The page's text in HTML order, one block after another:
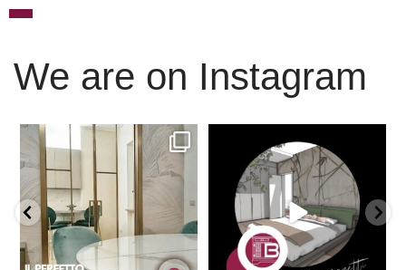
We are on Instagram
Scopri l’eleganza senza
tempo delle porte ...
È ora di andare a dormire..
Niente di meglio di